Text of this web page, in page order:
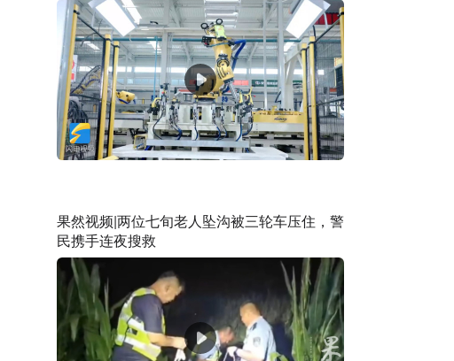
果然视频|两位七旬老人坠沟被三轮车压住，警
民携手连夜搜救